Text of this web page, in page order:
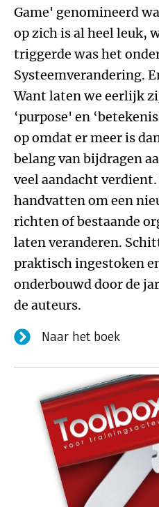
Game' genomineerd
op zich is al heel leuk,
triggerde was het
Systeemverandering.
Want laten we eerlijk
‘purpose' en
op omdat er meer is
belang van bijdragen
veel aandacht
handvatten om een
richten of bestaande
laten veranderen.
praktisch ingestoken
onderbouwd door de
de auteurs.
Naar het boek